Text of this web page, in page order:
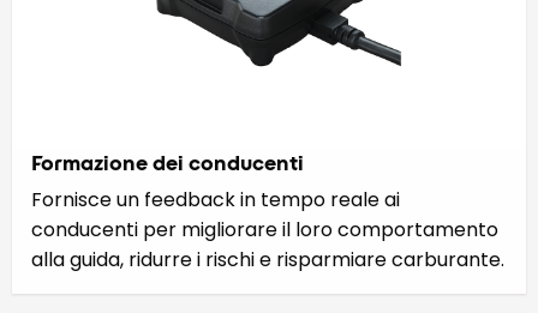
Formazione dei conducenti
Fornisce un feedback in tempo reale ai
conducenti per migliorare il loro comportamento
alla guida, ridurre i rischi e risparmiare carburante.